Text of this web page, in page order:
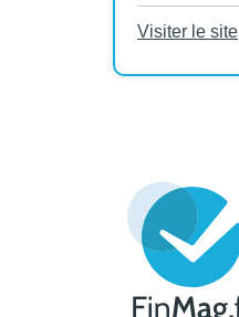
Visiter le site